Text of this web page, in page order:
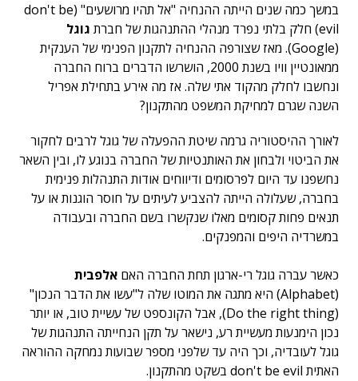
במשך כמה שנים הייתה ההנחיה "אל תהיו מרושעים" (don't be
evil) חלק בלתי נפרד מנהלי ההתנהגות של חברת
גוגל
(Google). מאז שצורפה ההנחיה לתקנון הפנימי של הענקית
ממאונטיין וויו בשנת 2000, הושרשו הדברים ברוח החברה
ונחשבו לחלק מהקוד אתי שלה. אז מה אירע בתחילת אפריל
השנה שגרם למחיקת המשפט מהתקנון?
לאורך ההיסטוריה גרמה שיטת ההפעלה של גוגל לרבים לחקור
את הביטוי ולבחון את האותנטיות של החברה בנוגע לו, ובין השאר
נחשפנו עד היום לפרסומים ודיווחים אודות התנהלות פנימית
בחברה, שעלולה הייתה להצביע לעיתים על חוסר הוגנות או על
תנאים פחות קסומים מאלו שנקשרו בשם החברה ובעבודה
במשרדיה היפים והמפנקים.
כאשר עברה גוגל רי-ארגון תחת החברה האם אלפבית
(Alphabet) היא מתגה את המוטו שלה ל"עשו את הדבר הנכון"
(Do the right thing), אבל הקונספט של עשיית טוב, או יותר
נכון הימנעות מעשיית רע, נישאר על תקן הנחייתה התנהגות של
גוגל לעובדיה, וכך היה עד שלפני מספר שבועות נמחקה ההוראה
האתית don't be evil בשקט מהתקנון.